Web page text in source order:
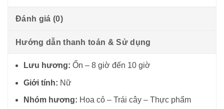
Đánh giá (0)
Hướng dẫn thanh toán & Sử dụng
Lưu hương: Ổn – 8 giờ đến 10 giờ
Giới tính: Nữ
Nhóm hương: Hoa cỏ – Trái cây – Thực phẩm